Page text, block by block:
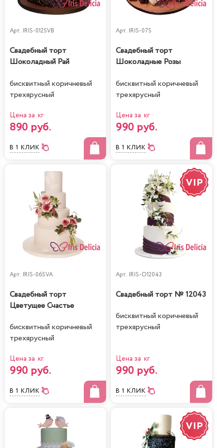
Арт. IRIS-012SVB
Свадебный торт
Шоколадный Рай
бисквитный коричневый
трехярусный
Цена за кг
890 руб.
В 1 КЛИК
Арт. IRIS-07S
Свадебный торт
Шоколадные Розы
бисквитный коричневый
трехярусный
Цена за кг
990 руб.
В 1 КЛИК
Арт. IRIS-06SVA
Свадебный торт
Цветущее Счастье
бисквитный коричневый
трехярусный
Цена за кг
990 руб.
В 1 КЛИК
Арт. IRIS-O12043
Свадебный торт № 12043
бисквитный коричневый
трехярусный
Цена за кг
990 руб.
В 1 КЛИК